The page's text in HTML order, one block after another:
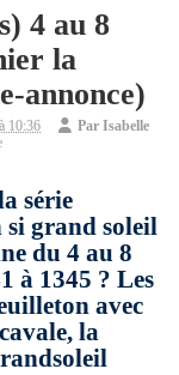
4 au 8
la
annonce)
10:36 ParIsabelle
série
si grand soleil
du 4 au 8
à 1345 ? Les
avec
la